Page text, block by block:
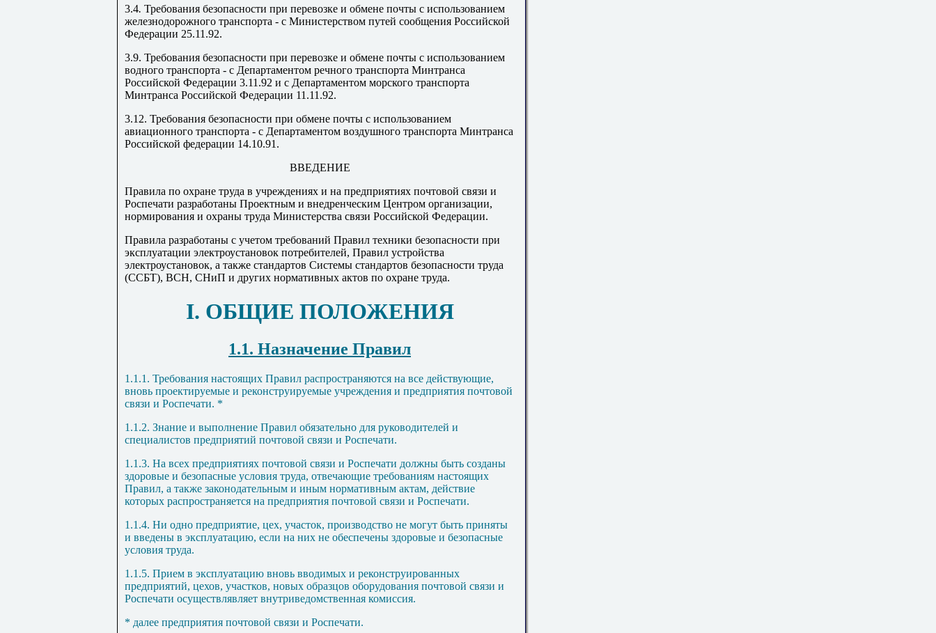
3.4. Требования безопасности при перевозке и обмене почты с использованием
железнодорожного транспорта - с Министерством путей сообщения Российской
Федерации 25.11.92.
3.9. Требования безопасности при перевозке и обмене почты с использованием
водного транспорта - с Департаментом речного транспорта Минтранса
Российской Федерации 3.11.92 и с Департаментом морского транспорта
Минтранса Российской Федерации 11.11.92.
3.12. Требования безопасности при обмене почты с использованием
авиационного транспорта - с Департаментом воздушного транспорта Минтранса
Российской федерации 14.10.91.
ВВЕДЕНИЕ
Правила по охране труда в учреждениях и на предприятиях почтовой связи и
Роспечати разработаны Проектным и внедренческим Центром организации,
нормирования и охраны труда Министерства связи Российской Федерации.
Правила разработаны с учетом требований Правил техники безопасности при
эксплуатации электроустановок потребителей, Правил устройства
электроустановок, а также стандартов Системы стандартов безопасности труда
(ССБТ), ВСН, СНиП и других нормативных актов по охране труда.
I. ОБЩИЕ ПОЛОЖЕНИЯ
1.1. Назначение Правил
1.1.1. Требования настоящих Правил распространяются на все действующие,
вновь проектируемые и реконструируемые учреждения и предприятия почтовой
связи и Роспечати. *
1.1.2. Знание и выполнение Правил обязательно для руководителей и
специалистов предприятий почтовой связи и Роспечати.
1.1.3. На всех предприятиях почтовой связи и Роспечати должны быть созданы
здоровые и безопасные условия труда, отвечающие требованиям настоящих
Правил, а также законодательным и иным нормативным актам, действие
которых распространяется на предприятия почтовой связи и Роспечати.
1.1.4. Ни одно предприятие, цех, участок, производство не могут быть приняты
и введены в эксплуатацию, если на них не обеспечены здоровые и безопасные
условия труда.
1.1.5. Прием в эксплуатацию вновь вводимых и реконструированных
предприятий, цехов, участков, новых образцов оборудования почтовой связи и
Роспечати осуществлявляет внутриведомственная комиссия.
* далее предприятия почтовой связи и Роспечати.